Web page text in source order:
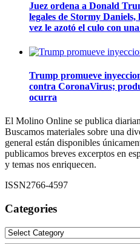
Juez ordena a Donald
legales de Stormy
vez le azotó el culo con
Trump promueve
contra CoronaVirus;
ocurra
El Molino Online se publica
Buscamos materiales sobre una
general están disponibles
publicamos breves excerptos en
y temas nos enriquecen.
ISSN2766-4597
Categories
Categories